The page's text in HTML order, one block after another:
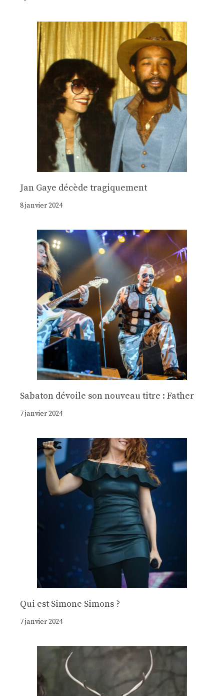
Jan Gaye décède tragiquement
8 janvier 2024
Sabaton dévoile son nouveau titre : Father
7 janvier 2024
Qui est Simone Simons ?
7 janvier 2024